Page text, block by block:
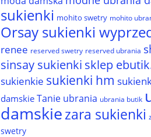
sukienki mohito swetry mohito
Orsay sukienki
renee reserved swetry reserved ubrania
sinsay sukienki sklep
sukienkie sukienki hm
damskie Tanie ubrania ubrania butik
damskiezara sukienki
swetry